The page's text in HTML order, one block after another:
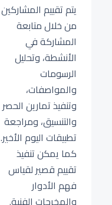
يتم تقييم المشاركين
من خلال متابعة
المشاركة في
الأنشطة، وتحليل
الرسومات
والمواصفات،
وتنفيذ تمارين الحصر
والتنسيق، ومراجعة
تطبيقات اليوم الأخير.
كما يمكن تنفيذ
تقييم قصير لقياس
فهم الأدوار
والمخرجات الفنية.